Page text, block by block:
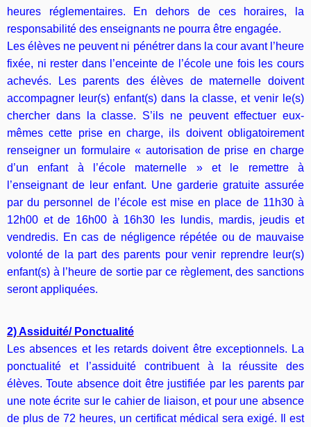
heures réglementaires. En dehors de ces horaires, la
responsabilité des enseignants ne pourra être engagée.
Les élèves ne peuvent ni pénétrer dans la cour avant l’heure
fixée, ni rester dans l’enceinte de l’école une fois les cours
achevés. Les parents des élèves de maternelle doivent
accompagner leur(s) enfant(s) dans la classe, et venir le(s)
chercher dans la classe. S’ils ne peuvent effectuer eux-
mêmes cette prise en charge, ils doivent obligatoirement
renseigner un formulaire « autorisation de prise en charge
d’un enfant à l’école maternelle » et le remettre à
l’enseignant de leur enfant. Une garderie gratuite assurée
par du personnel de l’école est mise en place de 11h30 à
12h00 et de 16h00 à 16h30 les lundis, mardis, jeudis et
vendredis. En cas de négligence répétée ou de mauvaise
volonté de la part des parents pour venir reprendre leur(s)
enfant(s) à l’heure de sortie par ce règlement, des sanctions
seront appliquées.
2) Assiduité/ Ponctualité
Les absences et les retards doivent être exceptionnels. La
ponctualité et l’assiduité contribuent à la réussite des
élèves. Toute absence doit être justifiée par les parents par
une note écrite sur le cahier de liaison, et pour une absence
de plus de 72 heures, un certificat médical sera exigé. Il est